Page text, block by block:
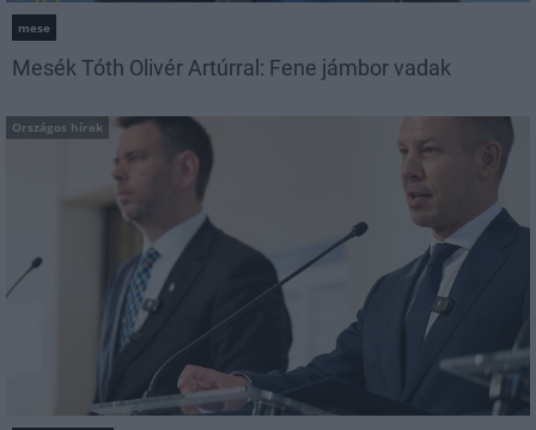
mese
Mesék Tóth Olivér Artúrral: Fene jámbor vadak
Országos hírek